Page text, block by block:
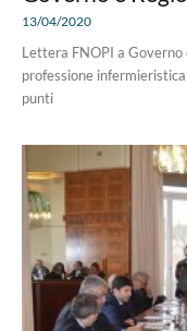
13/04/2020
Lettera FNOPI a Governo
professione
punti